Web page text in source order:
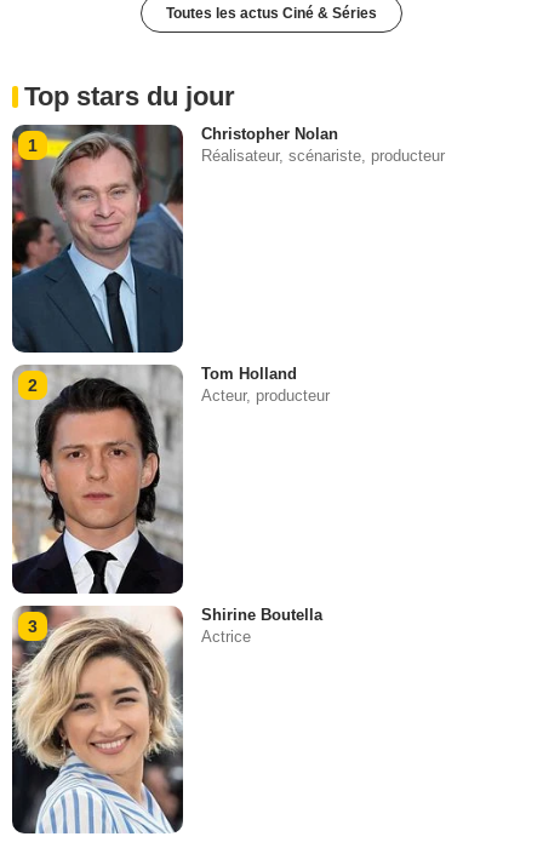
Toutes les actus Ciné & Séries
Top stars du jour
1
Christopher Nolan
Réalisateur, scénariste, producteur
2
Tom Holland
Acteur, producteur
3
Shirine Boutella
Actrice